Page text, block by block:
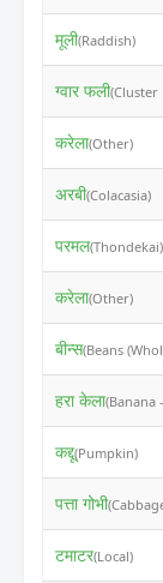
मूली(Raddish)
ग्वार फली(Cluster
करेला(Other)
अरबी(Colacasia)
परमल(Thondekai)
करेला(Other)
बीन्स(Beans
हरा केला(Banana
कद्दू(Pumpkin)
पत्ता गोभी
टमाटर(Local)